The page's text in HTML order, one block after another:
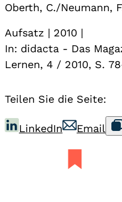
Oberth, C./Neumann,
Aufsatz | 2010 |
In: didacta - Das
Lernen, 4 / 2010, S.
Teilen Sie die Seite:
LinkedIn Email